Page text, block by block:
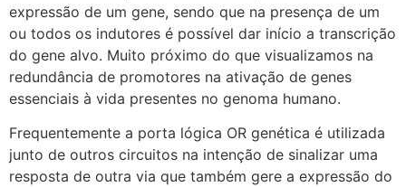
expressão de um gene, sendo que na presença de um
ou todos os indutores é possível dar início a transcrição
do gene alvo. Muito próximo do que visualizamos na
redundância de promotores na ativação de genes
essenciais à vida presentes no genoma humano.
Frequentemente a porta lógica OR genética é utilizada
junto de outros circuitos na intenção de sinalizar uma
resposta de outra via que também gere a expressão do